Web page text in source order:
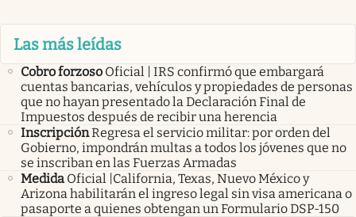
Las más leídas
Cobro forzoso Oficial | IRS confirmó que embargará
cuentas bancarias, vehículos y propiedades de personas
que no hayan presentado la Declaración Final de
Impuestos después de recibir una herencia
InscripciónRegresa el servicio militar: por orden del
Gobierno, impondrán multas a todos los jóvenes que no
se inscriban en las Fuerzas Armadas
Medida Oficial |California, Texas, Nuevo México y
Arizona habilitarán el ingreso legal sin visa americana o
pasaporte a quienes obtengan un Formulario DSP-150